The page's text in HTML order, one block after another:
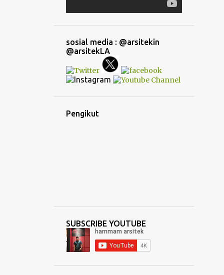
sosial media : @arsitekin
@arsitekLA
Pengikut
SUBSCRIBE YOUTUBE